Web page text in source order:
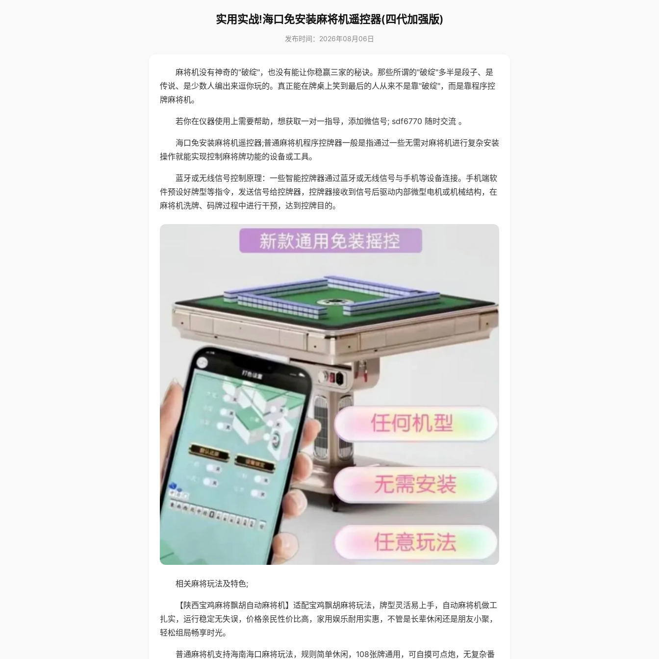
实用实战!海口免安装麻将机遥控器(四代加强版)
发布时间：2026年08月06日
麻将机没有神奇的"破绽"，也没有能让你稳赢三家的秘诀。那些所谓的"破绽"多半是段子、是
传说、是少数人编出来逗你玩的。真正能在牌桌上笑到最后的人从来不是靠"破绽"，而是靠程序控
牌麻将机。
若你在仪器使用上需要帮助，想获取一对一指导，添加微信号; sdf6770 随时交流 。
海口免安装麻将机遥控器;普通麻将机程序控牌器一般是指通过一些无需对麻将机进行复杂安装
操作就能实现控制麻将牌功能的设备或工具。
蓝牙或无线信号控制原理：一些智能控牌器通过蓝牙或无线信号与手机等设备连接。手机端软
件预设好牌型等指令，发送信号给控牌器，控牌器接收到信号后驱动内部微型电机或机械结构，在
麻将机洗牌、码牌过程中进行干预，达到控牌目的。
相关麻将玩法及特色;
【陕西宝鸡麻将飘胡自动麻将机】适配宝鸡飘胡麻将玩法，牌型灵活易上手，自动麻将机做工
扎实，运行稳定无失误，价格亲民性价比高，家用娱乐耐用实惠，不管是长辈休闲还是朋友小聚，
轻松组局畅享时光。
普通麻将机支持海南海口麻将玩法，规则简单休闲，108张牌通用，可自摸可点炮，无复杂番